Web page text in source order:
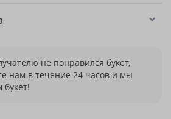
не понравился букет,
нам в течение 24 часов и мы